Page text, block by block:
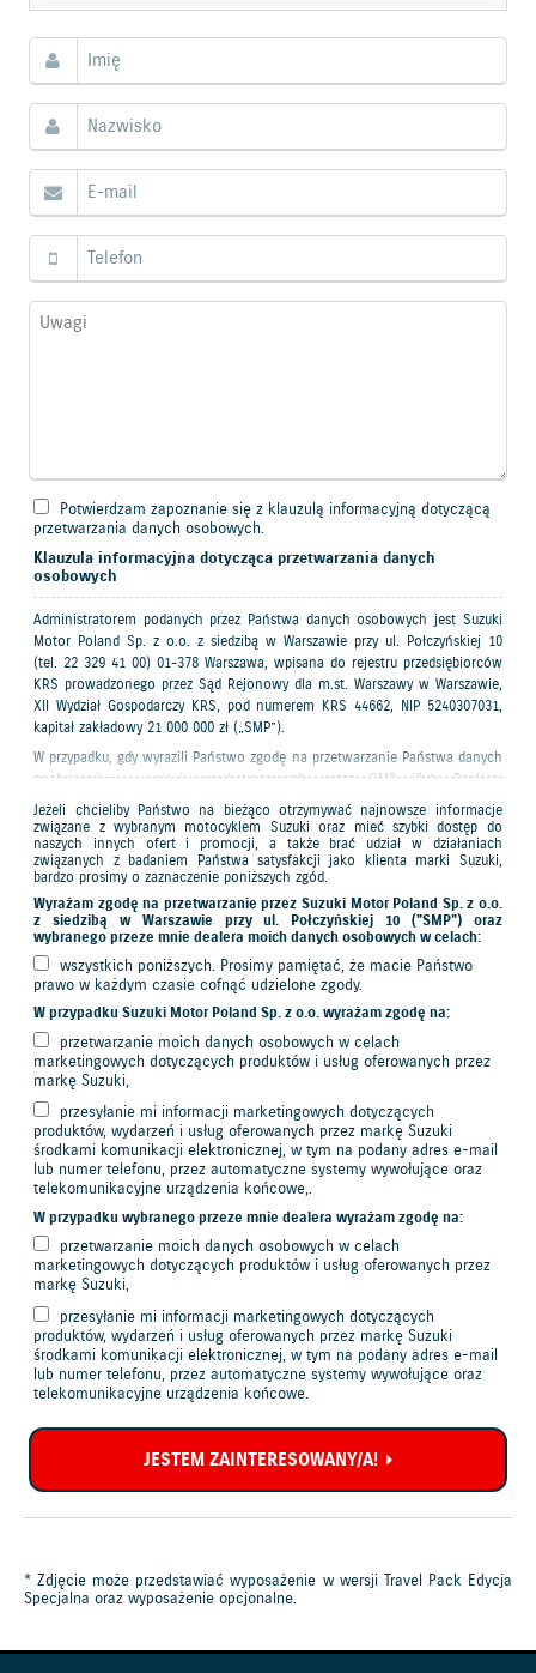
Potwierdzam zapoznanie się z klauzulą informacyjną dotyczącą
przetwarzania danych osobowych.
Klauzula informacyjna dotycząca przetwarzania danych
osobowych
Administratorem podanych przez Państwa danych osobowych jest Suzuki
Motor Poland Sp. z o.o. z siedzibą w Warszawie przy ul. Połczyńskiej 10
(tel. 22 329 41 00) 01-378 Warszawa, wpisana do rejestru przedsiębiorców
KRS prowadzonego przez Sąd Rejonowy dla m.st. Warszawy w Warszawie,
XII Wydział Gospodarczy KRS, pod numerem KRS 44662, NIP 5240307031,
kapitał zakładowy 21 000 000 zł („SMP”).
W przypadku, gdy wyrazili Państwo zgodę na przetwarzanie Państwa danych
osobowych w celach marketingowych przez SMP i/lub Dealera,
administratorem Państwa danych w tym zakresie będzie podmiot, któremu
wyrazili Państwo zgodę.
Podanie danych osobowych jest dobrowolne, ale konieczne do otrzymania
zamówionej oferty („Oferta”).
Państwa dane osobowe będą przetwarzane przez Dealera w celach:
przygotowania i przesłania Oferty,
dalszego kontaktu związanego z Ofertą.
Państwa dane osobowe będą przetwarzane przez SMP w celu:
przygotowania i przesłania Oferty z wykorzystaniem strony internetowej i
systemów informatycznych SMP,
nadzoru nad procesem przygotowania i przesyłania Oferty zgodnie ze
standardami marki Suzuki.
Ponadto Państwa dane osobowe mogą być przetwarzane przez SMP i/lub
Dealera w celach marketingowych (jeżeli udzielono zgody lub jeżeli
podstawą prawną przetwarzania są dozwolone, prawnie uzasadnione
interesy administratora danych osobowych – art. 6 ust. 1 lit f)
Rozporządzenia Parlamentu Europejskiego i Rady (UE) 2016/679 z dnia
27.04.2016 r. w sprawie ochrony osób fizycznych w związku z
przetwarzaniem danych osobowych i w sprawie swobodnego przepływu
takich danych oraz uchylenia dyrektywy 95/46/WE „RODO”).
Przez marketing rozumie się proces planowania i realizacji koncepcji,
ustalania ceny, promocji i dystrybucji idei, dóbr i usług w celu dokonania
wymiany mającej służyć osiągnięciu celów organizacji i jednostek [Ph.
Kotler: Marketing. Podręcznik europejski, PWE, Warszawa 2006]. W
opisywanym przypadku marketing dotyczy powyższych działań w zakresie
produktów i usług oferowanych przez markę Suzuki, w tym działań
związanych z przesyłaniem materiałów handlowych/promocyjnych oraz z
niezbędny do realizacji celów przetwarzania danych, w szczególności
przygotowania i przesłania Oferty oraz prowadzenia korespondencji z nią
będą przechowywane przez okres wymagany obowiązkami nałożonymi na
administratora danych przepisami prawa, w tym przepisami podatkowymi
Odbiorcami Państwa danych mogą być zewnętrzni dostawcy usług (np.
Jeżeli chcieliby Państwo na bieżąco otrzymywać najnowsze informacje
związane z wybranym motocyklem Suzuki oraz mieć szybki dostęp do
naszych innych ofert i promocji, a także brać udział w działaniach
związanych z badaniem Państwa satysfakcji jako klienta marki Suzuki,
bardzo prosimy o zaznaczenie poniższych zgód.
Wyrażam zgodę na przetwarzanie przez Suzuki Motor Poland Sp. z o.o.
z siedzibą w Warszawie przy ul. Połczyńskiej 10 ("SMP") oraz
wybranego przeze mnie dealera moich danych osobowych w celach:
wszystkich poniższych. Prosimy pamiętać, że macie Państwo
prawo w każdym czasie cofnąć udzielone zgody.
W przypadku Suzuki Motor Poland Sp. z o.o. wyrażam zgodę na:
przetwarzanie moich danych osobowych w celach
marketingowych dotyczących produktów i usług oferowanych przez
markę Suzuki,
przesyłanie mi informacji marketingowych dotyczących
produktów, wydarzeń i usług oferowanych przez markę Suzuki
środkami komunikacji elektronicznej, w tym na podany adres e-mail
lub numer telefonu, przez automatyczne systemy wywołujące oraz
telekomunikacyjne urządzenia końcowe,.
W przypadku wybranego przeze mnie dealera wyrażam zgodę na:
przetwarzanie moich danych osobowych w celach
marketingowych dotyczących produktów i usług oferowanych przez
markę Suzuki,
przesyłanie mi informacji marketingowych dotyczących
produktów, wydarzeń i usług oferowanych przez markę Suzuki
środkami komunikacji elektronicznej, w tym na podany adres e-mail
lub numer telefonu, przez automatyczne systemy wywołujące oraz
telekomunikacyjne urządzenia końcowe.
JESTEM ZAINTERESOWANY/A!
* Zdjęcie może przedstawiać wyposażenie w wersji Travel Pack Edycja
Specjalna oraz wyposażenie opcjonalne.